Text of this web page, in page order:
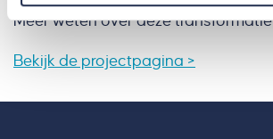
Meer weten over deze transformatie
Bekijk de projectpagina >